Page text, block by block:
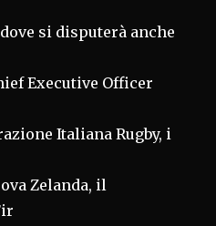
si disputerà anche
Executive Officer
Italiana Rugby, i
Zelanda, il